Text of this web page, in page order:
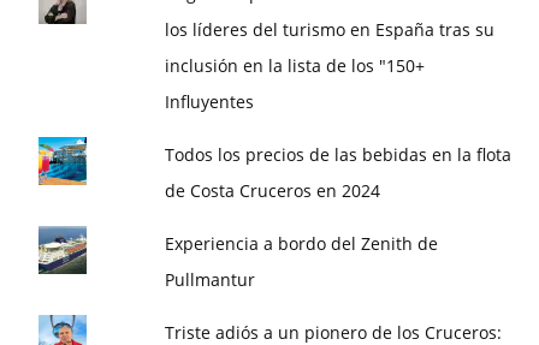
los líderes del turismo en España tras su
inclusión en la lista de los "150+
Influyentes
Todos los precios de las bebidas en la flota
de Costa Cruceros en 2024
Experiencia a bordo del Zenith de
Pullmantur
Triste adiós a un pionero de los Cruceros: